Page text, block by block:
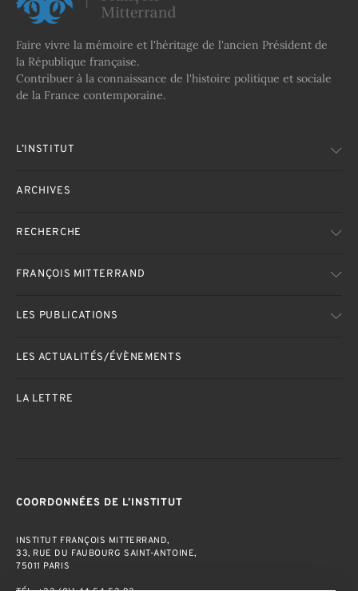
Faire vivre la mémoire et l'héritage de l'ancien Président de
la République française.
Contribuer à la connaissance de l'histoire politique et sociale
de la France contemporaine.
L’INSTITUT
ARCHIVES
RECHERCHE
FRANÇOIS MITTERRAND
LES PUBLICATIONS
LES ACTUALITÉS/ÉVÈNEMENTS
LA LETTRE
COORDONNÉES DE L’INSTITUT
INSTITUT FRANÇOIS MITTERRAND,
33, RUE DU FAUBOURG SAINT-ANTOINE,
75011 PARIS